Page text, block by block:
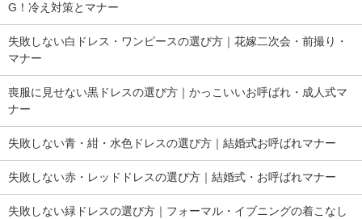
G！冷え対策とマナー
失敗しない白ドレス・ワンピースの選び方｜花嫁二次会・前撮り・
マナー
喪服に見せない黒ドレスの選び方｜かっこいいお呼ばれ・成人式マ
ナー
失敗しない青・紺・水色ドレスの選び方｜結婚式お呼ばれマナー
失敗しない赤・レッドドレスの選び方｜結婚式・お呼ばれマナー
失敗しない緑ドレスの選び方｜フォーマル・イブニングの着こなし